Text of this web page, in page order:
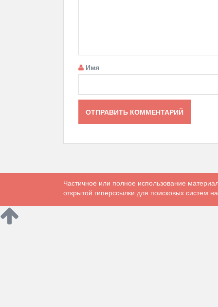
Имя
Частичное или полное использование
открытой гиперссылки для поисковых систем